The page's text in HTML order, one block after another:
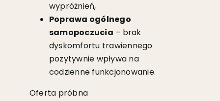
wypróżnień,
Poprawa ogólnego
samopoczucia – brak
dyskomfortu trawiennego
pozytywnie wpływa na
codzienne funkcjonowanie.
Oferta próbna